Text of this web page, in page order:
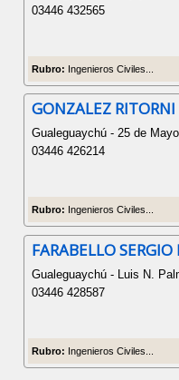
03446 432565
Rubro: Ingenieros Civiles...
GONZALEZ
Gualeguaychú - 25 de
03446 426214
Rubro: Ingenieros Civiles...
FARABELLO SERGIO
Gualeguaychú - Luis N.
03446 428587
Rubro: Ingenieros Civiles...